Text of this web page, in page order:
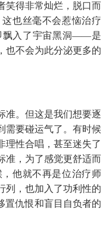
笑得非常灿烂，脱口而
也丝毫不会惹恼治疗
飘入了宇宙黑洞——是
也不会为此分泌更多的
准。但这是我们想要逐
需要碰运气了。有时候
理性合唱，甚至迷失了
准，为了感觉更舒适而
他就不再是位治疗师
列，也加入了功利性的
置仇恨和盲目自负者的